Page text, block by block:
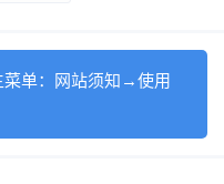
菜单：网站须知→使用